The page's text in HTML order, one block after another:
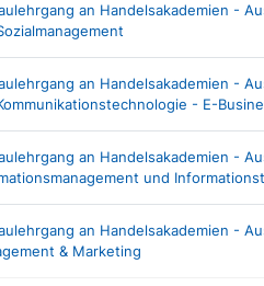
an Handelsakademien -
an Handelsakademien -
- E-
an Handelsakademien -
und
an Handelsakademien -
& Marketing